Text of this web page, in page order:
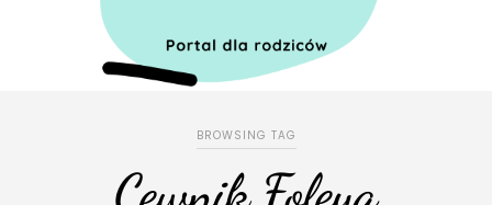
BROWSING TAG